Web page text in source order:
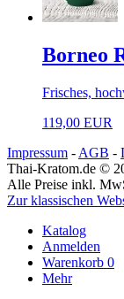
Borneo
Frisches,
119,00 EUR
Impressum - AGB -
Thai-Kratom.de ©
Alle Preise inkl.
Zur klassischen
Katalog
Anmelden
Warenkorb 0
Mehr